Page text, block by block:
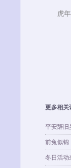
虎
更多相关
平安辞旧
前兔似锦
冬日活动